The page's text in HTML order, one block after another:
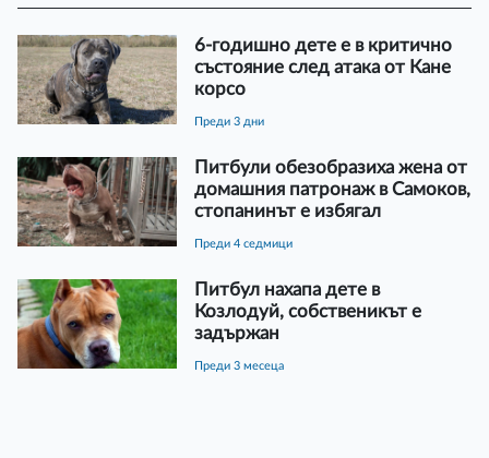
6-годишно дете е в критично
състояние след атака от Кане
корсо
преди 3 дни
Питбули обезобразиха жена от
домашния патронаж в Самоков,
стопанинът е избягал
преди 4 седмици
Питбул нахапа дете в
Козлодуй, собственикът е
задържан
преди 3 месеца